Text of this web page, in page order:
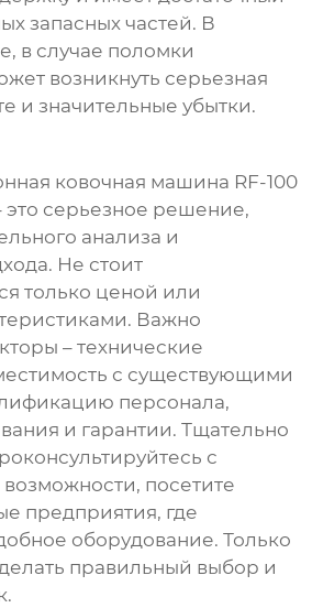
запасных частей. В
в случае поломки
возникнуть серьезная
и значительные убытки.
ковочная машина RF-100
это серьезное решение,
анализа и
Не стоит
только ценой или
Важно
– технические
с существующими
персонала,
и гарантии. Тщательно
с
посетите
предприятия, где
оборудование. Только
правильный выбор и